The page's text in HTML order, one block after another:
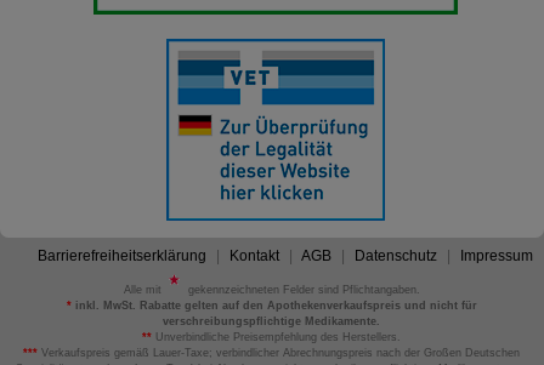
Barrierefreiheitserklärung Kontakt AGB Datenschutz Impressum
Alle mit
gekennzeichneten Felder sind Pflichtangaben.
*inkl. MwSt. Rabatte gelten auf den Apothekenverkaufspreis und nicht für
verschreibungspflichtige Medikamente.
** Unverbindliche Preisempfehlung des Herstellers.
*** Verkaufspreis gemäß Lauer-Taxe; verbindlicher Abrechnungspreis nach der Großen Deutschen